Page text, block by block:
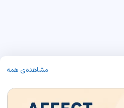
مشاهده‌ی همه